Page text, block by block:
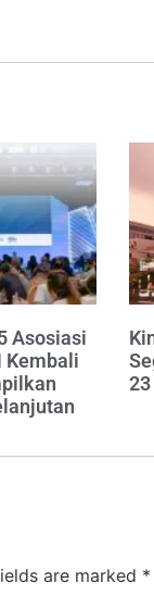
Asosiasi
Kembali
are marked *